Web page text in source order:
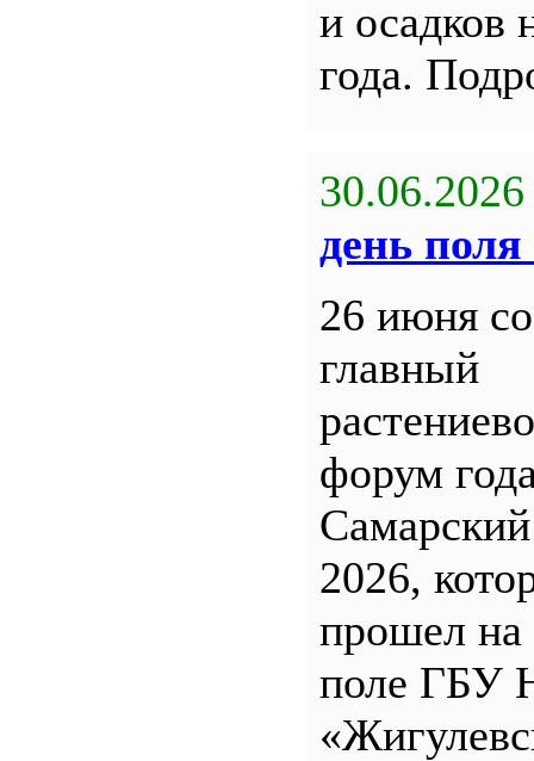
и осадков
года.
30.06.2026
день поля
26 июня
главный
форум
2026,
прошел
поле ГБУ